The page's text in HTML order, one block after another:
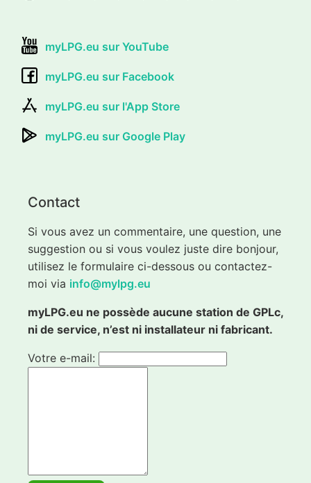
myLPG.eu sur YouTube
myLPG.eu sur Facebook
myLPG.eu sur l'App Store
myLPG.eu sur Google Play
Contact
Si vous avez un commentaire, une question, une
suggestion ou si vous voulez juste dire bonjour,
utilisez le formulaire ci-dessous ou contactez-
moi via info@mylpg.eu
myLPG.eu ne possède aucune station de GPLc,
ni de service, n’est ni installateur ni fabricant.
Votre e-mail: